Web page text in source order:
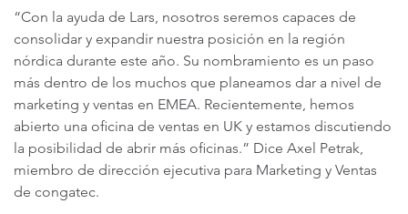
“Con la ayuda de Lars, nosotros seremos capaces de
consolidar y expandir nuestra posición en la región
nórdica durante este año. Su nombramiento es un paso
más dentro de los muchos que planeamos dar a nivel de
marketing y ventas en EMEA. Recientemente, hemos
abierto una oficina de ventas en UK y estamos discutiendo
la posibilidad de abrir más oficinas.” Dice Axel Petrak,
miembro de dirección ejecutiva para Marketing y Ventas
de congatec.